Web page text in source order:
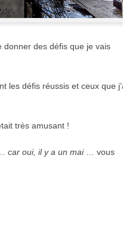
donner des défis que je vais
les défis réussis et ceux que
très amusant !
car oui, il y a un mai… vous